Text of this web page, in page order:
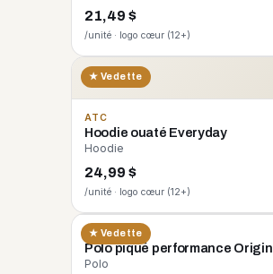
21,49 $
/unité · logo cœur (12+)
★ Vedette
ATC
Hoodie ouaté Everyday
Hoodie
24,99 $
/unité · logo cœur (12+)
★ Vedette
CORE 365
Polo piqué performance Origin
Polo